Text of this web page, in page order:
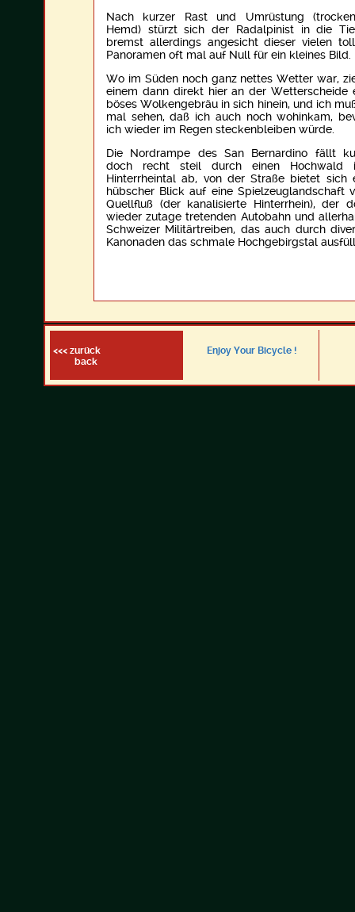
Nach kurzer Rast und Umrüstung
Hemd) stürzt sich der Radalpinist in die
bremst allerdings angesicht dieser vielen
Panoramen oft mal auf Null für ein kleines Bild.
Wo im Süden noch ganz nettes Wetter war,
einem dann direkt hier an der Wetterscheide
böses Wolkengebräu in sich hinein, und ich
mal sehen, daß ich auch noch wohinkam,
ich wieder im Regen steckenbleiben würde.
Die Nordrampe des San Bernardino fällt
doch recht steil durch einen Hochwald
Hinterrheintal ab, von der Straße bietet sich
hübscher Blick auf eine Spielzeuglandschaft
Quellfluß (der kanalisierte Hinterrhein), der
wieder zutage tretenden Autobahn und
Schweizer Militärtreiben, das auch durch
Kanonaden das schmale Hochgebirgstal
<<< zurück
back
Enjoy Your Bicycle !